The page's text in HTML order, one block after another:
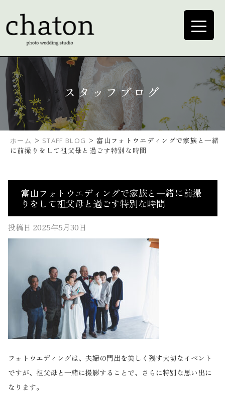
スタッフブログ
ホーム > STAFF BLOG >富山フォトウエディングで家族と一緒
に前撮りをして祖父母と過ごす特別な時間
富山フォトウエディングで家族と一緒に前撮
りをして祖父母と過ごす特別な時間
投稿日 2025年5月30日
フォトウエディングは、夫婦の門出を美しく残す大切なイベント
ですが、祖父母と一緒に撮影することで、さらに特別な思い出に
なります。